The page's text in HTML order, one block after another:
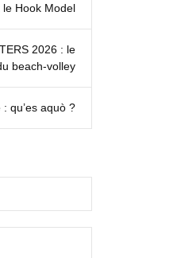
le Hook Model
2026 : le
beach-volley
qu’es aquò ?